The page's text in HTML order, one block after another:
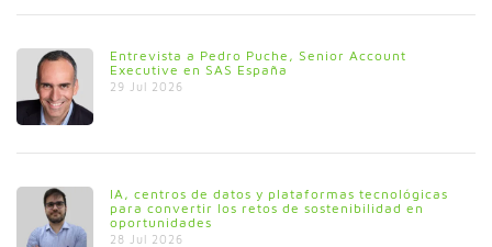
Entrevista a Pedro Puche, Senior Account
Executive en SAS España
29 Jul 2026
IA, centros de datos y plataformas tecnológicas
para convertir los retos de sostenibilidad en
oportunidades
28 Jul 2026